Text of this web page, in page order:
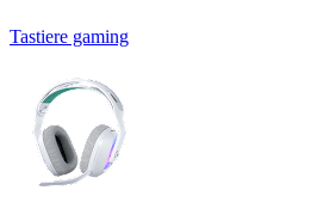
Tastiere gaming